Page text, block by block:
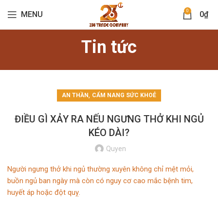
MENU 0 0₫
Tin tức
AN THẦN, CẨM NANG SỨC KHOẺ
ĐIỀU GÌ XẢY RA NẾU NGƯNG THỞ KHI NGỦ
KÉO DÀI?
Quyen
Người ngưng thở khi ngủ thường xuyên không chỉ mệt mỏi,
buồn ngủ ban ngày mà còn có nguy cơ cao mắc bệnh tim,
huyết áp hoặc đột quỵ.